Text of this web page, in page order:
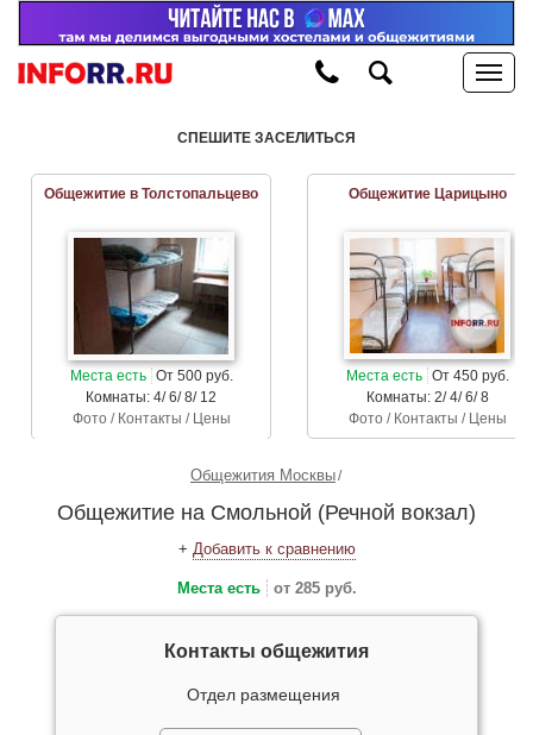
СПЕШИТЕ ЗАСЕЛИТЬСЯ
Общежитие в Толстопальцево
Места есть От 500 руб.
Комнаты: 4/ 6/ 8/ 12
Фото / Контакты / Цены
Общежитие Царицыно
Места есть От 450 руб.
Комнаты: 2/ 4/ 6/ 8
Фото / Контакты / Цены
Общежития Москвы
Общежитие на Смольной (Речной вокзал)
+ Добавить к сравнению
Места есть от 285 руб.
Контакты общежития
Отдел размещения